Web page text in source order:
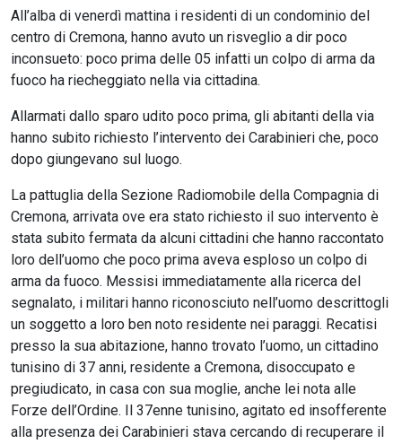
All’alba di venerdì mattina i residenti di un condominio del
centro di Cremona, hanno avuto un risveglio a dir poco
inconsueto: poco prima delle 05 infatti un colpo di arma da
fuoco ha riecheggiato nella via cittadina.
Allarmati dallo sparo udito poco prima, gli abitanti della via
hanno subito richiesto l’intervento dei Carabinieri che, poco
dopo giungevano sul luogo.
La pattuglia della Sezione Radiomobile della Compagnia di
Cremona, arrivata ove era stato richiesto il suo intervento è
stata subito fermata da alcuni cittadini che hanno raccontato
loro dell’uomo che poco prima aveva esploso un colpo di
arma da fuoco. Messisi immediatamente alla ricerca del
segnalato, i militari hanno riconosciuto nell’uomo descrittogli
un soggetto a loro ben noto residente nei paraggi. Recatisi
presso la sua abitazione, hanno trovato l’uomo, un cittadino
tunisino di 37 anni, residente a Cremona, disoccupato e
pregiudicato, in casa con sua moglie, anche lei nota alle
Forze dell’Ordine. Il 37enne tunisino, agitato ed insofferente
alla presenza dei Carabinieri stava cercando di recuperare il